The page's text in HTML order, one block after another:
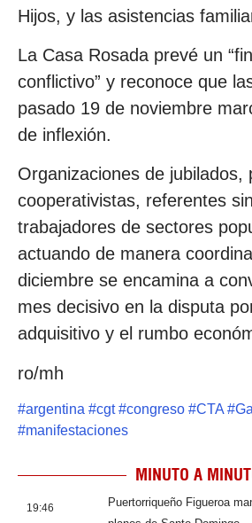
Hijos, y las asistencias
La Casa Rosada prevé un
conflictivo” y reconoce que
pasado 19 de noviembre
de inflexión.
Organizaciones de jubilados,
cooperativistas, referentes
trabajadores de sectores
actuando de manera
diciembre se encamina a
mes decisivo en la disputa
adquisitivo y el rumbo
ro/mh
#argentina #cgt#congreso #CTA #
#manifestaciones
MINUTO A
19:46
Puertorriqueño Figueroa